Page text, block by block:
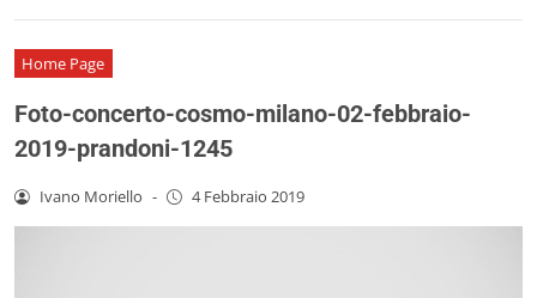
Home Page
Foto-concerto-cosmo-milano-02-febbraio-
2019-prandoni-1245
Ivano Moriello - 4 Febbraio 2019